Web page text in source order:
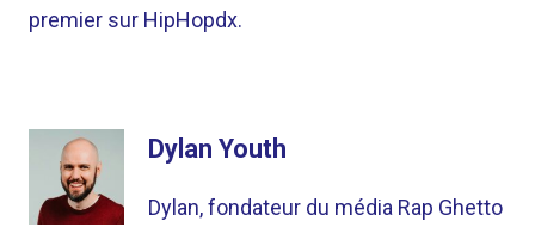
premier sur HipHopdx.
Dylan Youth
Dylan, fondateur du média Rap Ghetto